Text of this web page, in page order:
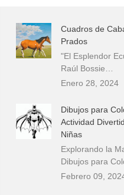
Cuadros de
Prados
"El Esplendor
Raúl Bossie…
Enero 28, 2024
Dibujos para
Actividad
Niñas
Explorando la
Dibujos para
Febrero 09,